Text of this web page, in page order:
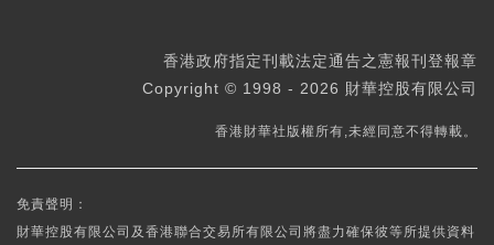
香港政府指定刊載法定通告之憲報刊登報章
Copyright © 1998 - 2026 財華控股有限公司
香港財華社版權所有,未經同意不得轉載。
免責聲明：
財華控股有限公司及香港聯合交易所有限公司將盡力確保彼等所提供資料